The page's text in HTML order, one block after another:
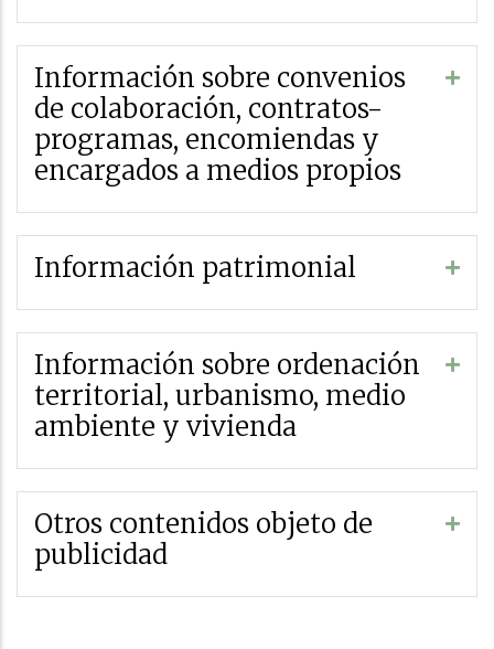
Información sobre convenios
de colaboración, contratos-
programas, encomiendas y
encargados a medios propios
Información patrimonial
Información sobre ordenación
territorial, urbanismo, medio
ambiente y vivienda
Otros contenidos objeto de
publicidad